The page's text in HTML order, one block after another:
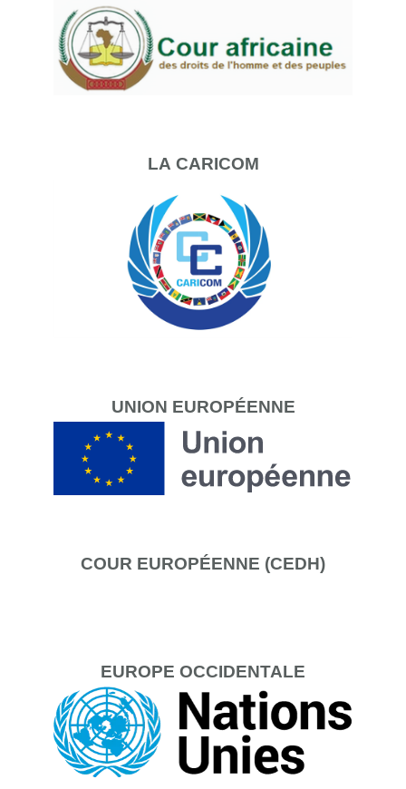
LA CARICOM
UNION EUROPÉENNE
COUR EUROPÉENNE (CEDH)
EUROPE OCCIDENTALE